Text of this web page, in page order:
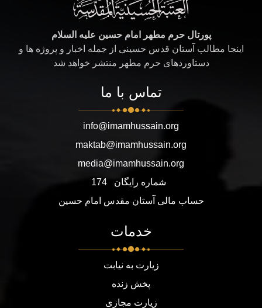
پورتال حرم مطهر امام حسین علیه السلام
اینجا مطالب آستان قدس حسینی از جمله اخبار و پروژه ها و
دستاوردهای حرم مطهر منتشر خواهد شد
تماس با ما
info@imamhussain.org
maktab@imamhussain.org
media@imamhussain.org
شماره رایگان
174
حساب مالی آستان مقدس امام حسین
خدمات
زیارت به نیابت
پخش زنده
زیارت مجازی